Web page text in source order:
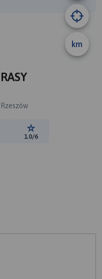
km
spadków:Ocena trasy:
1.0/6